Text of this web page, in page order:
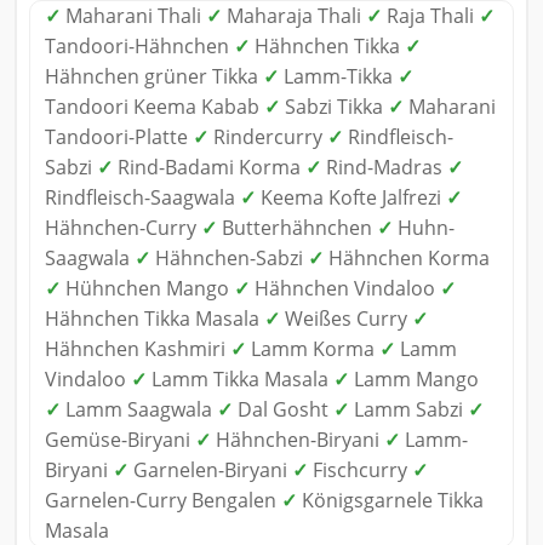
✓ Maharani Thali ✓ Maharaja Thali ✓ Raja Thali ✓
Tandoori-Hähnchen ✓ Hähnchen Tikka ✓
Hähnchen grüner Tikka ✓ Lamm-Tikka ✓
Tandoori Keema Kabab ✓ Sabzi Tikka ✓ Maharani
Tandoori-Platte ✓ Rindercurry ✓ Rindfleisch-
Sabzi ✓ Rind-Badami Korma ✓ Rind-Madras ✓
Rindfleisch-Saagwala ✓ Keema Kofte Jalfrezi ✓
Hähnchen-Curry ✓ Butterhähnchen ✓ Huhn-
Saagwala ✓ Hähnchen-Sabzi ✓ Hähnchen Korma
✓ Hühnchen Mango ✓ Hähnchen Vindaloo ✓
Hähnchen Tikka Masala ✓ Weißes Curry ✓
Hähnchen Kashmiri ✓ Lamm Korma ✓ Lamm
Vindaloo ✓ Lamm Tikka Masala ✓ Lamm Mango
✓ Lamm Saagwala ✓ Dal Gosht ✓ Lamm Sabzi ✓
Gemüse-Biryani ✓ Hähnchen-Biryani ✓ Lamm-
Biryani ✓ Garnelen-Biryani ✓ Fischcurry ✓
Garnelen-Curry Bengalen ✓ Königsgarnele Tikka
Masala